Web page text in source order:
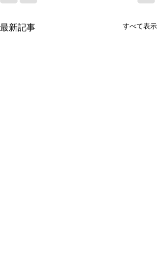
最新記事 すべて表示